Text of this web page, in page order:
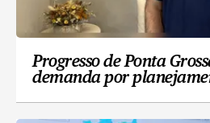
Progresso de Ponta
demanda por